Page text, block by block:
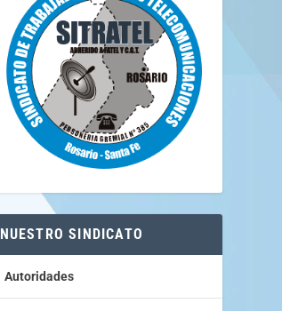
NUESTRO SINDICATO
Autoridades